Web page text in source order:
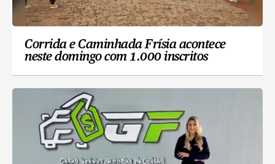
Corrida e Caminhada Frísia acontece
neste domingo com 1.000 inscritos